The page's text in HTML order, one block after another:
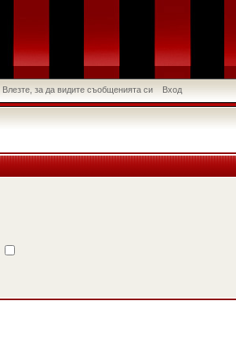
Влезте, за да видите съобщенията си Вход